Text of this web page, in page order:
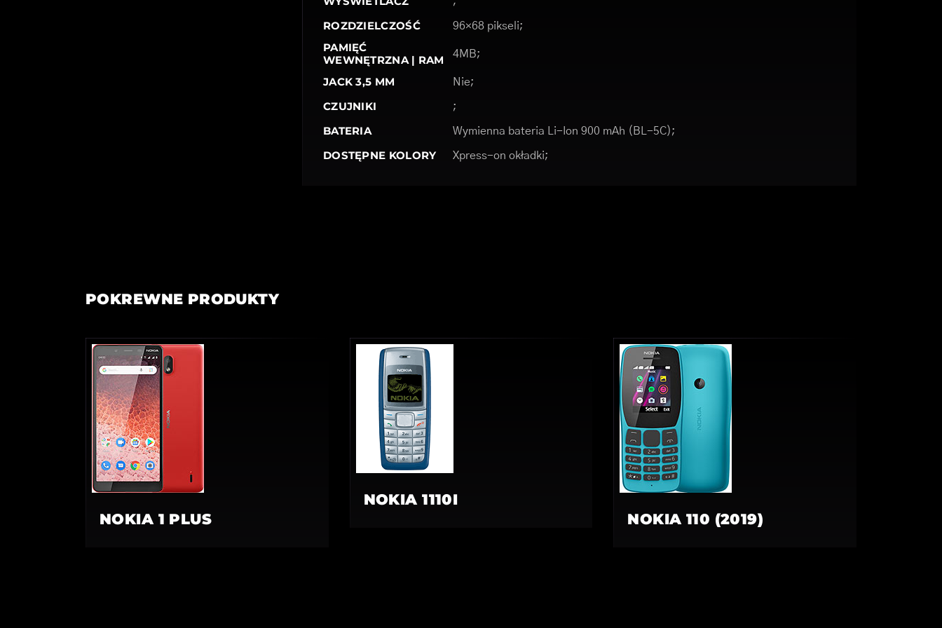
ROZDZIELCZOŚĆ 96×68 pikseli;
PAMIĘĆ
WEWNĘTRZNA | RAM
4MB;
JACK 3,5 MM Nie;
CZUJNIKI ;
BATERIA Wymienna bateria Li-Ion 900 mAh (BL-5C);
DOSTĘPNE KOLORY Xpress-on okładki;
POKREWNE PRODUKTY
NOKIA 1 PLUS
NOKIA 1110I
NOKIA 110 (2019)